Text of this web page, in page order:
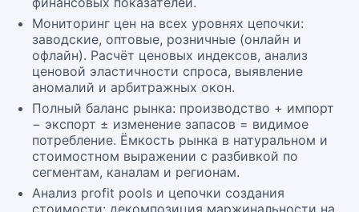
Мониторинг цен на всех уровнях цепочки:
заводские, оптовые, розничные (онлайн и
офлайн). Расчёт ценовых индексов, анализ
ценовой эластичности спроса, выявление
аномалий и арбитражных окон.
Полный баланс рынка: производство + импорт
− экспорт ± изменение запасов = видимое
потребление. Ёмкость рынка в натуральном и
стоимостном выражении с разбивкой по
сегментам, каналам и регионам.
Анализ profit pools и цепочки создания
стоимости: декомпозиция маржинальности на